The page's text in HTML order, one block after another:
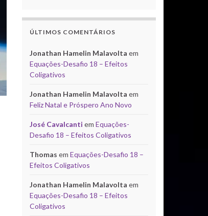
ÚLTIMOS COMENTÁRIOS
Jonathan Hamelin Malavolta em
Equações-Desafio 18 – Efeitos
Coligativos
Jonathan Hamelin Malavolta em
Feliz Natal e Próspero Ano Novo
José Cavalcanti em Equações-
Desafio 18 – Efeitos Coligativos
Thomas em Equações-Desafio 18 –
Efeitos Coligativos
Jonathan Hamelin Malavolta em
Equações-Desafio 18 – Efeitos
Coligativos